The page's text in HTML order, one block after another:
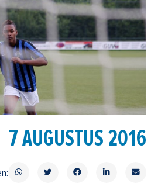
7 AUGUSTUS 2016